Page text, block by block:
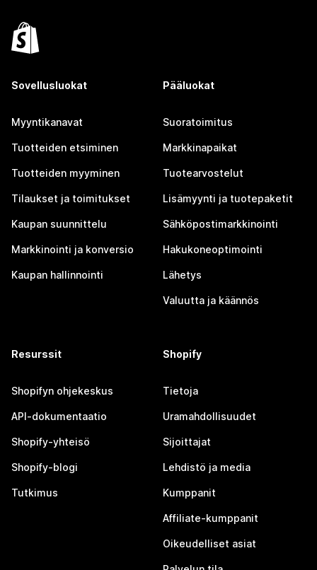
Sovellusluokat
Myyntikanavat
Tuotteiden etsiminen
Tuotteiden myyminen
Tilaukset ja toimitukset
Kaupan suunnittelu
Markkinointi ja konversio
Kaupan hallinnointi
Pääluokat
Suoratoimitus
Markkinapaikat
Tuotearvostelut
Lisämyynti ja tuotepaketit
Sähköpostimarkkinointi
Hakukoneoptimointi
Lähetys
Valuutta ja käännös
Resurssit
Shopifyn ohjekeskus
API-dokumentaatio
Shopify-yhteisö
Shopify-blogi
Tutkimus
Shopify
Tietoja
Uramahdollisuudet
Sijoittajat
Lehdistö ja media
Kumppanit
Affiliate-kumppanit
Oikeudelliset asiat